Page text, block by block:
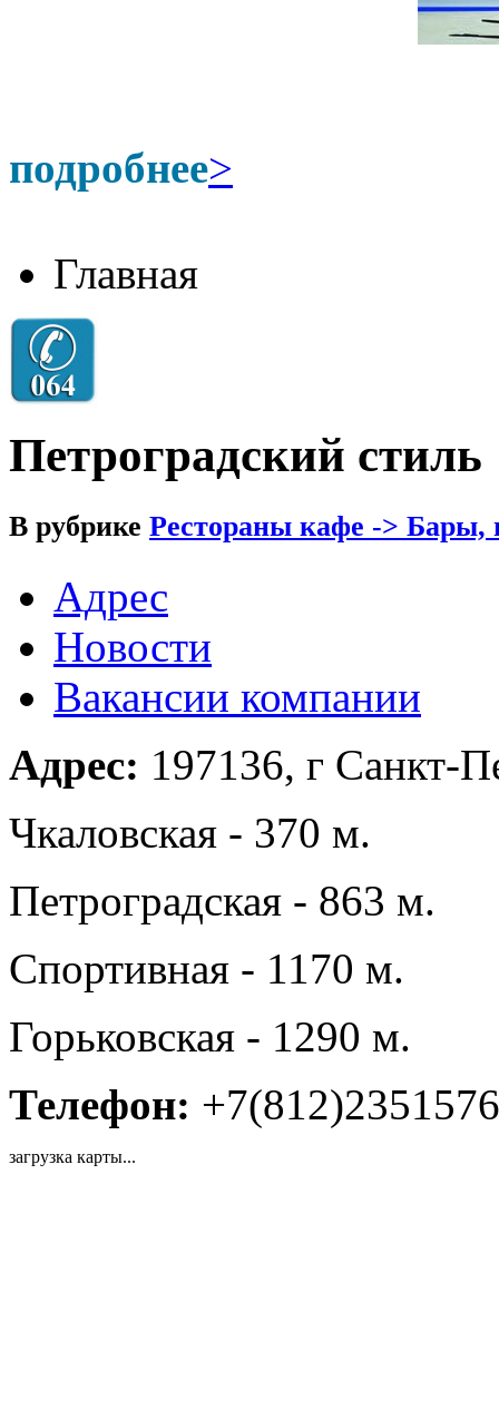
подробнее>
Главная
Петроградский стиль
В рубрике Рестораны кафе -> Бары,
Адрес
Новости
Вакансии компании
Адрес: 197136, г Санкт-
Чкаловская - 370 м.
Петроградская - 863 м.
Спортивная - 1170 м.
Горьковская - 1290 м.
Телефон: +7(812)2351576
загрузка карты...